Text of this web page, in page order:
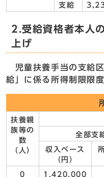
支給
2.受給資格者本人
上げ
児童扶養手当の支給
給」に係る所得制限限
扶養親
族等の
数
（人）
全部支
収入ベース
（円）
0 1,420,000